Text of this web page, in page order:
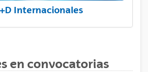
Internacionales
en convocatorias